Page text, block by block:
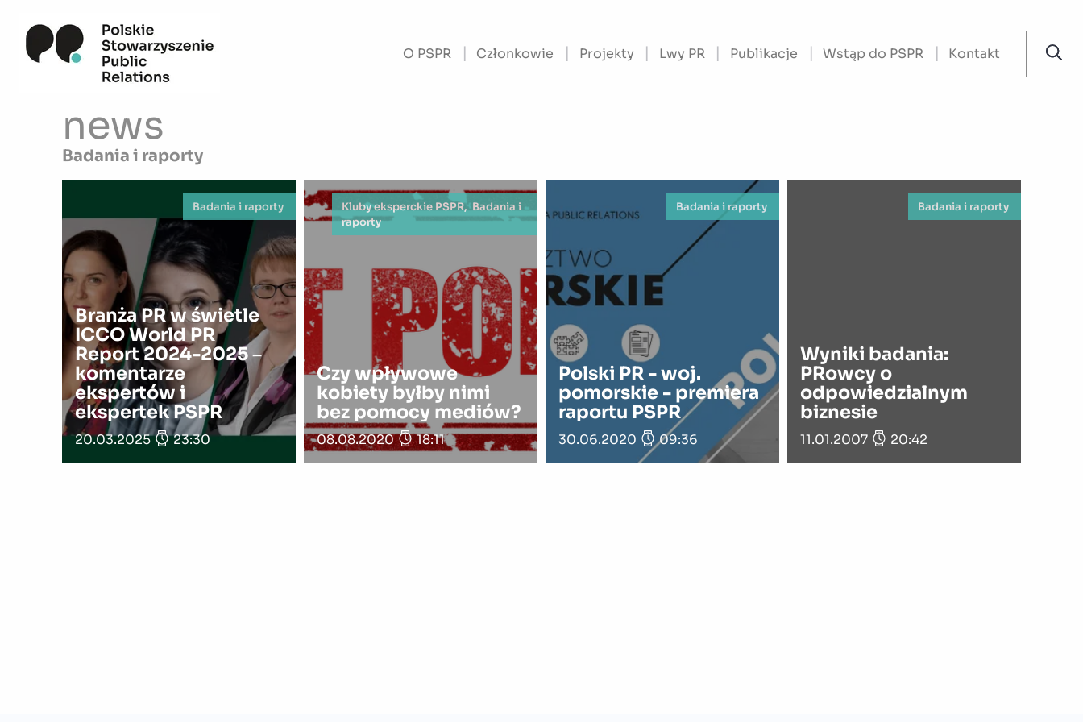
O PSPR Członkowie Projekty Lwy PR Publikacje Wstąp do PSPR Kontakt
news
Badania i raporty
Badania i raporty
Branża PR w świetle
ICCO World PR
Report 2024-2025 –
komentarze
ekspertów i
ekspertek PSPR
20.03.2025 23:30
Kluby eksperckie PSPR, Badania i
raporty
Czy wpływowe
kobiety byłby nimi
bez pomocy mediów?
08.08.2020 18:11
Badania i raporty
Polski PR - woj.
pomorskie - premiera
raportu PSPR
30.06.2020 09:36
Badania i raporty
Wyniki badania:
PRowcy o
odpowiedzialnym
biznesie
11.01.2007 20:42